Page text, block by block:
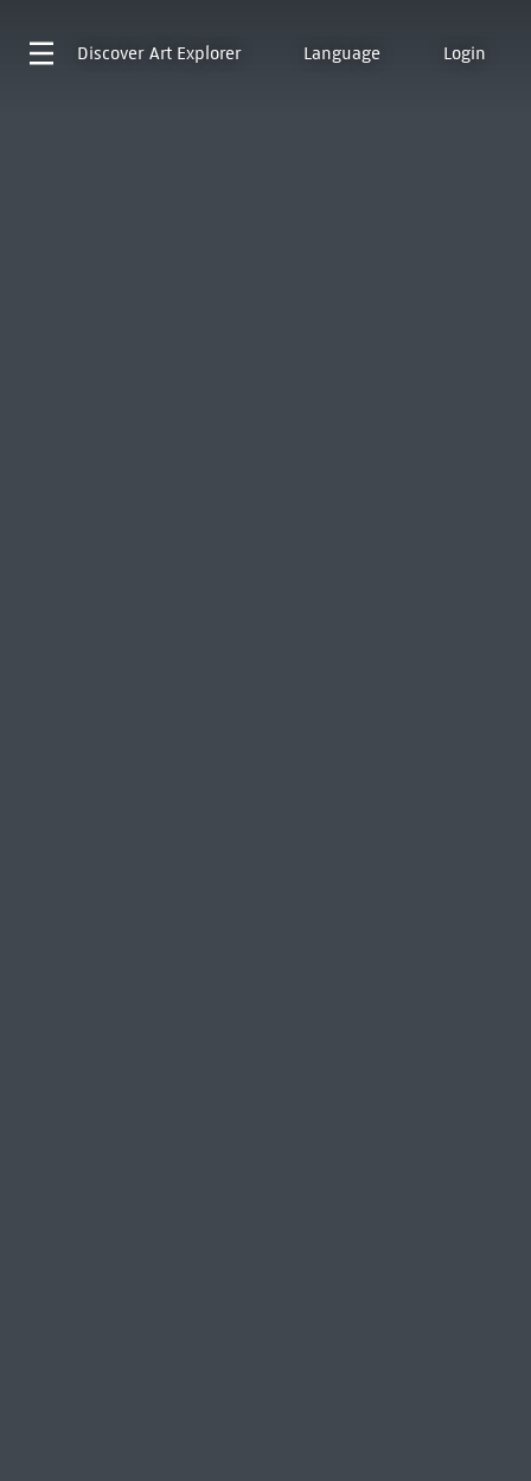
Discover Art Explorer Language Login